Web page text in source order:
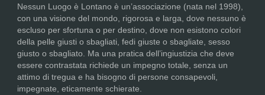
Nessun Luogo è Lontano è un’associazione (nata nel 1998),
con una visione del mondo, rigorosa e larga, dove nessuno è
escluso per sfortuna o per destino, dove non esistono colori
della pelle giusti o sbagliati, fedi giuste o sbagliate, sesso
giusto o sbagliato. Ma una pratica dell’ingiustizia che deve
essere contrastata richiede un impegno totale, senza un
attimo di tregua e ha bisogno di persone consapevoli,
impegnate, eticamente schierate.